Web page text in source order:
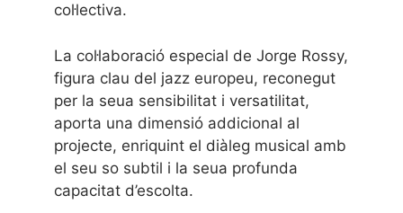
col·lectiva.
La col·laboració especial de Jorge Rossy,
figura clau del jazz europeu, reconegut
per la seua sensibilitat i versatilitat,
aporta una dimensió addicional al
projecte, enriquint el diàleg musical amb
el seu so subtil i la seua profunda
capacitat d’escolta.